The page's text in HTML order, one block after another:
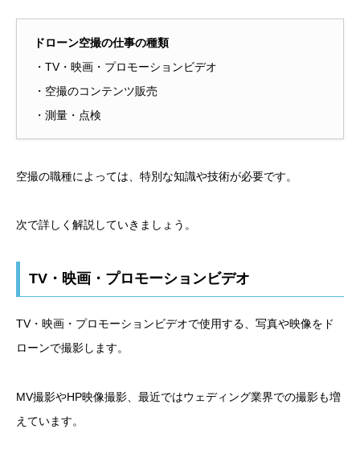
ドローン空撮の仕事の種類
・TV・映画・プロモーションビデオ
・空撮のコンテンツ販売
・測量・点検
空撮の職種によっては、特別な知識や技術が必要です。
次で詳しく解説していきましょう。
TV・映画・プロモーションビデオ
TV・映画・プロモーションビデオで使用する、写真や映像をド
ローンで撮影します。
MV撮影やHP映像撮影、最近ではウェディング業界での撮影も増
えています。